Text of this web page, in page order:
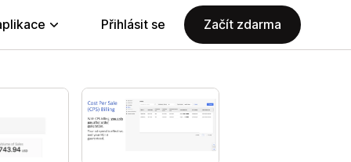
Přihlásit se Začít zdarma